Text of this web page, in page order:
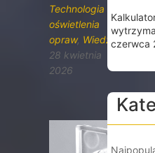
Technologia
oświetlenia
opraw, Wiedza
28 kwietnia
2026
czerwca